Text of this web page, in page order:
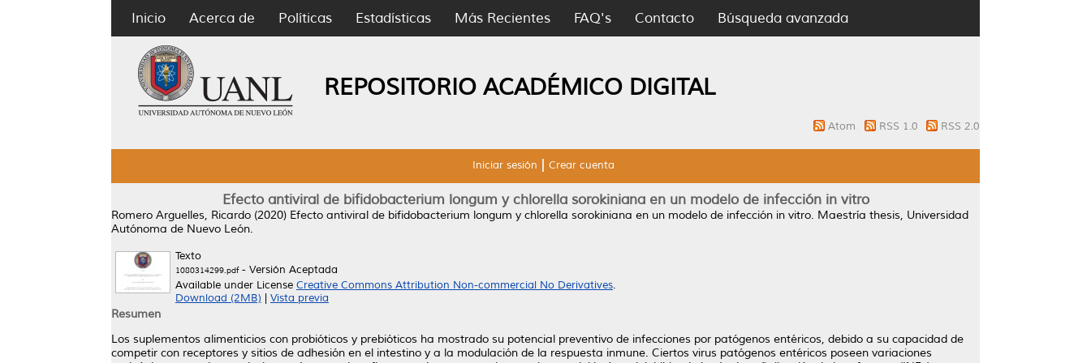
Inicio Acerca de Políticas Estadísticas Más Recientes FAQ's Contacto Búsqueda avanzada
REPOSITORIO ACADÉMICO DIGITAL
Atom RSS 1.0 RSS 2.0
Iniciar sesión Crear cuenta
Efecto antiviral de bifidobacterium longum y chlorella sorokiniana en un modelo de infección in vitro
Romero Arguelles, Ricardo (2020) Efecto antiviral de bifidobacterium longum y chlorella sorokiniana en un modelo de infección in vitro. Maestría thesis, Universidad
Autónoma de Nuevo León.
Texto
1080314299.pdf- Versión Aceptada
Available under License Creative Commons Attribution Non-commercial No Derivatives.
Download (2MB)
Vista previa
Resumen
Los suplementos alimenticios con probióticos y prebióticos ha mostrado su potencial preventivo de infecciones por patógenos entéricos, debido a su capacidad de
competir con receptores y sitios de adhesión en el intestino y a la modulación de la respuesta inmune. Ciertos virus patógenos entéricos poseen variaciones